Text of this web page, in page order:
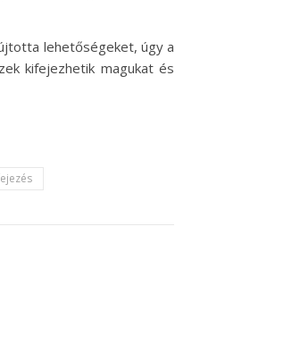
lehetőségeket, úgy a
kifejezhetik magukat és